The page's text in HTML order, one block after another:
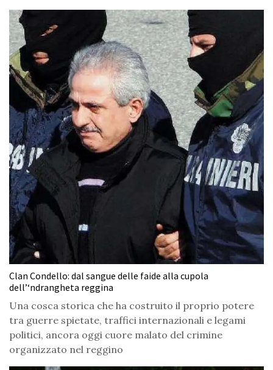
Clan Condello: dal sangue delle faide alla cupola
dell’‘ndrangheta reggina
Una cosca storica che ha costruito il proprio potere
tra guerre spietate, traffici internazionali e legami
politici, ancora oggi cuore malato del crimine
organizzato nel reggino